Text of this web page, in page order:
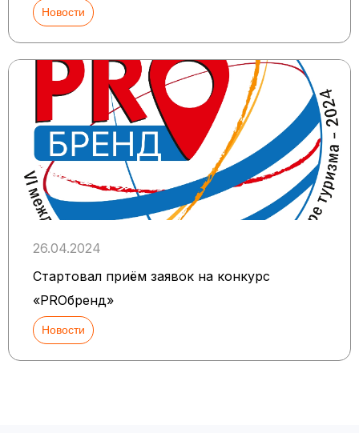
Новости
26.04.2024
Стартовал приём заявок на конкурс
«PROбренд»
Новости